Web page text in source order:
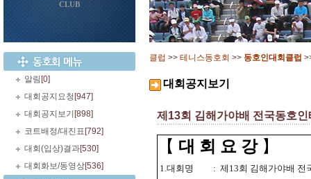
CLUB
알림 [0]
대회공지요청 [947]
대회공지보기 [898]
코트배정/대진표 [792]
대회(입상)결과[530]
대회화보/동영상[536]
클럽 >> 테니스동호회 >> 동호인대회클럽
대회공지보기
제13회 김해가야배 전국동호
【 대 회 요 강 】
1.대회명 : 제13회 김해가야배 전